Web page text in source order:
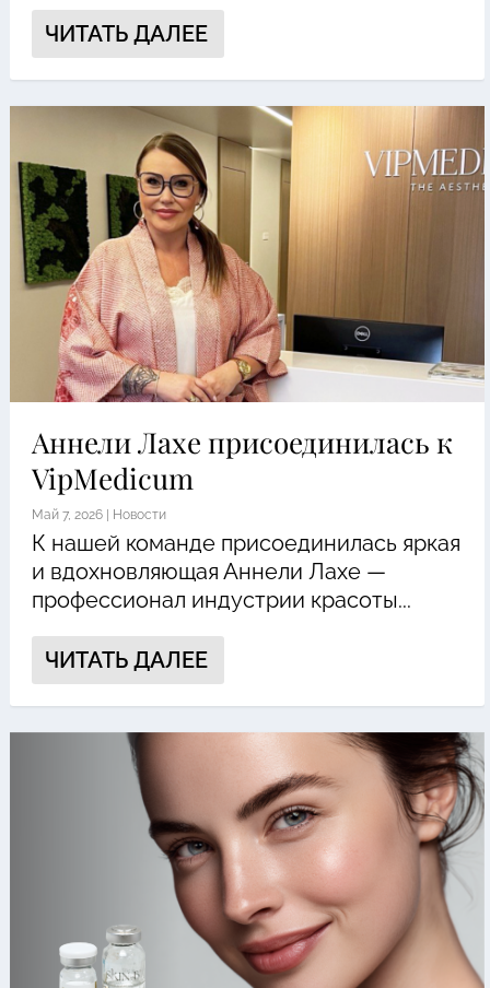
ЧИТАТЬ ДАЛЕЕ
Аннели Лахе присоединилась к
VipMedicum
Май 7, 2026| Новости
К нашей команде присоединилась яркая
и вдохновляющая Аннели Лахе —
профессионал индустрии красоты...
ЧИТАТЬ ДАЛЕЕ